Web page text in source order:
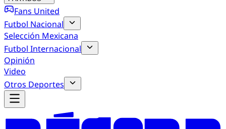
Fans United
Futbol Nacional
Selección Mexicana
Futbol Internacional
Opinión
Video
Otros Deportes